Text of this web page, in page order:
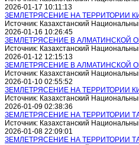
2026-01-17 10:11:13
ЗЕМЛЕТРЯСЕНИЕ НА ТЕРРИТОРИИ
Источник: Казахстанский
2026-01-16 10:26:45
ЗЕМЛЕТРЯСЕНИЕ В АЛМАТИНСКОЙ
Источник: Казахстанский
2026-01-12 12:15:13
ЗЕМЛЕТРЯСЕНИЕ В АЛМАТИНСКОЙ
Источник: Казахстанский
2026-01-10 02:55:52
ЗЕМЛЕТРЯСЕНИЕ НА ТЕРРИТОРИИ
Источник: Казахстанский
2026-01-09 02:38:36
ЗЕМЛЕТРЯСЕНИЕ НА ТЕРРИТОРИИ
Источник: Казахстанский
2026-01-08 22:09:01
ЗЕМЛЕТРЯСЕНИЕ НА ТЕРРИТОРИИ